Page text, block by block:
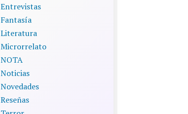
Entrevistas
Fantasía
Literatura
Microrrelato
NOTA
Noticias
Novedades
Reseñas